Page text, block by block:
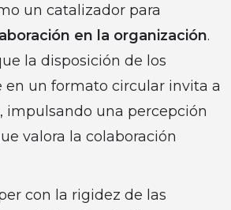
un catalizador para
en la organización.
la disposición de los
en un formato circular invita a
impulsando una percepción
valora la colaboración
con la rigidez de las